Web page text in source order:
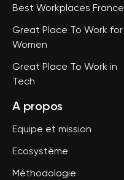
Best Workplaces France
Great Place To Work for
Women
Great Place To Work in
Tech
A propos
Equipe et mission
Ecosystème
Méthodologie